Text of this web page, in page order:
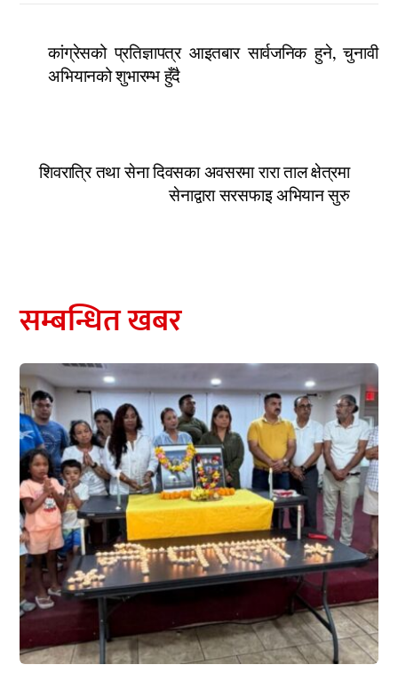
कांग्रेसको प्रतिज्ञापत्र आइतबार सार्वजनिक हुने, चुनावी
अभियानको शुभारम्भ हुँदै
शिवरात्रि तथा सेना दिवसका अवसरमा रारा ताल क्षेत्रमा
सेनाद्वारा सरसफाइ अभियान सुरु
सम्बन्धित खबर